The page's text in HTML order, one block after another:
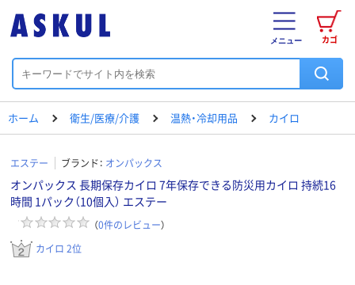
カゴ
メニュー
ホーム 衛生/医療/介護 温熱・冷却用品 カイロ
エステー ブランド： オンパックス
オンパックス 長期保存カイロ 7年保存できる防災用カイロ 持続16
時間 1パック（10個入） エステー
（0件のレビュー）
カイロ 2位